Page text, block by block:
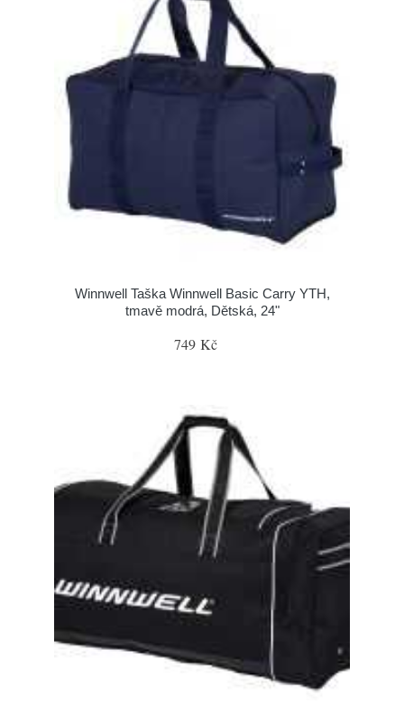
Winnwell Taška Winnwell Basic Carry YTH,
tmavě modrá, Dětská, 24"
749 Kč